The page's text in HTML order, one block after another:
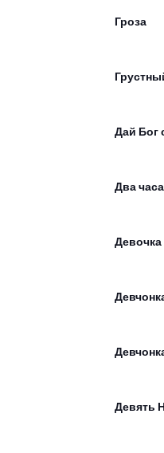
Гроза
Дай Бог
Два часа
Девочка
Девять